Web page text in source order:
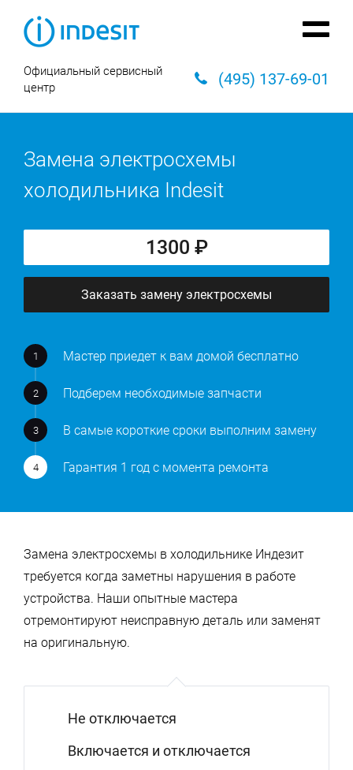
Официальный сервисный
центр
(495) 137-69-01
Замена электросхемы
холодильника Indesit
1300 ₽
Заказать замену электросхемы
Мастер приедет к вам домой бесплатно
Подберем необходимые запчасти
В самые короткие сроки выполним замену
Гарантия 1 год с момента ремонта
Замена электросхемы в холодильнике Индезит
требуется когда заметны нарушения в работе
устройства. Наши опытные мастера
отремонтируют неисправную деталь или заменят
на оригинальную.
Не отключается
Включается и отключается